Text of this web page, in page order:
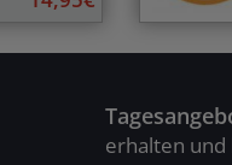
erhalten und